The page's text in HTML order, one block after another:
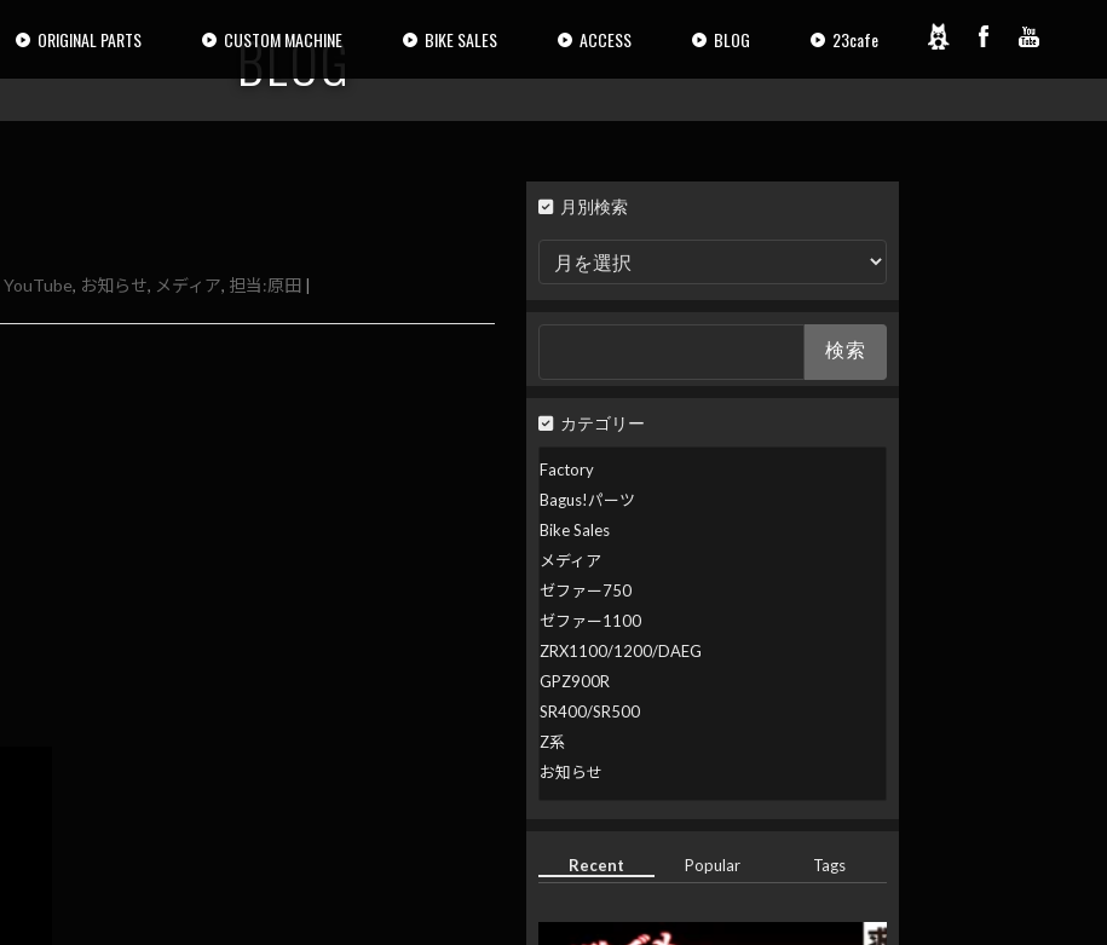
ORIGINAL PARTS CUSTOM MACHINE BIKE SALES ACCESS BLOG 23cafe
BLOG
YouTube, お知らせ, メディア, 担当:原田 |
月別検索
月
検
カテゴリー
Factory
Bagus!パーツ
Bike Sales
メディア
ゼファー750
ゼファー1100
ZRX1100/1200/DAEG
GPZ900R
SR400/SR500
Z系
お知らせ
Recent Popular Tags